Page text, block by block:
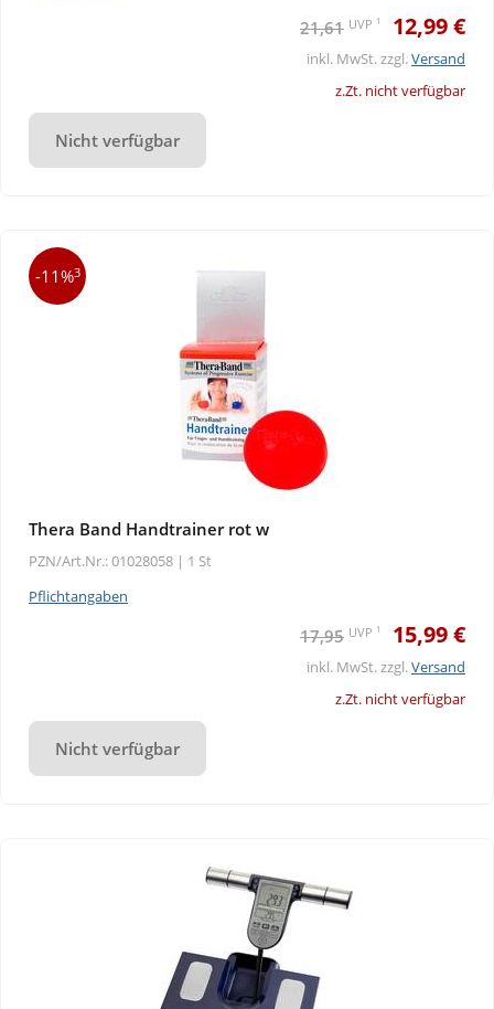
21,61 UVP 1 12,99 €
inkl. MwSt. zzgl.Versand
z.Zt. nicht verfügbar
Nicht verfügbar
-11%3
Thera Band Handtrainer rot w
PZN/Art.Nr.: 01028058 | 1 St
Pflichtangaben
17,95 UVP 1 15,99 €
inkl. MwSt. zzgl.Versand
z.Zt. nicht verfügbar
Nicht verfügbar